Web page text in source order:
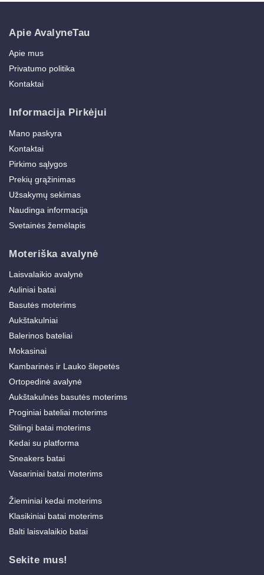
Apie AvalyneTau
Apie mus
Privatumo politika
Kontaktai
Informacija Pirkėjui
Mano paskyra
Kontaktai
Pirkimo sąlygos
Prekių grąžinimas
Užsakymų sekimas
Naudinga informacija
Svetainės žemėlapis
Moteriška avalynė
Laisvalaikio avalynė
Auliniai batai
Basutės moterims
Aukštakulniai
Balerinos bateliai
Mokasinai
Kambarinės ir Lauko šlepetės
Ortopedinė avalynė
Aukštakulnės basutės moterims
Proginiai bateliai moterims
Stilingi batai moterims
Kedai su platforma
Sneakers batai
Vasariniai batai moterims
Žieminiai kedai moterims
Klasikiniai batai moterims
Balti laisvalaikio batai
Sekite mus!